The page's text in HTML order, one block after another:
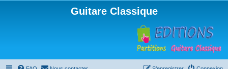
Guitare Classique